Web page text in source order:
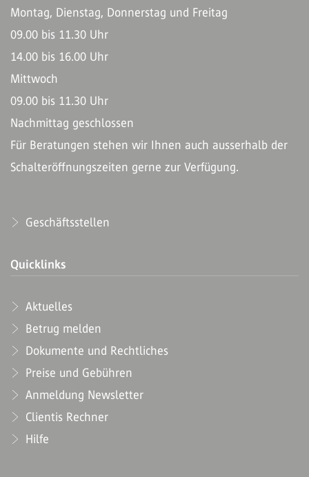
Montag, Dienstag, Donnerstag und Freitag
09.00 bis 11.30 Uhr
14.00 bis 16.00 Uhr
Mittwoch
09.00 bis 11.30 Uhr
Nachmittag geschlossen
Für Beratungen stehen wir Ihnen auch ausserhalb der
Schalteröffnungszeiten gerne zur Verfügung.
Geschäftsstellen
Quicklinks
Aktuelles
Betrug melden
Dokumente und Rechtliches
Preise und Gebühren
Anmeldung Newsletter
Clientis Rechner
Hilfe